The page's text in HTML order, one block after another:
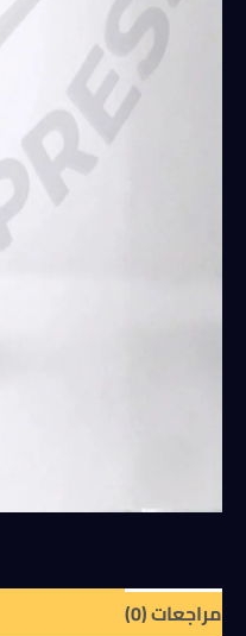
مراجعات (0)